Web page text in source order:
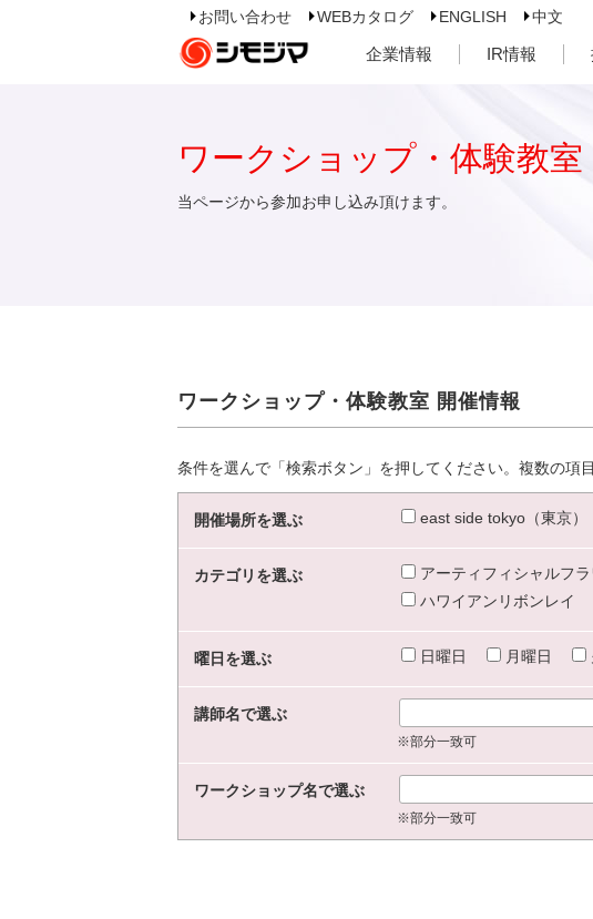
お問い合わせ WEBカタログ ENGLISH 中文
企業情報 IR情報
ワークショップ・体験教室
当ページから参加お申し込み頂けます。
ワークショップ・体験教室 開催情報
条件を選んで「検索ボタン」を押してください。複数の項
開催場所を選ぶ east side tokyo（東京）
カテゴリを選ぶ アーティフィシャルフ
ハワイアンリボンレイ
曜日を選ぶ 日曜日 月曜日
講師名で選ぶ
※部分一致可
ワークショップ名で選ぶ
※部分一致可